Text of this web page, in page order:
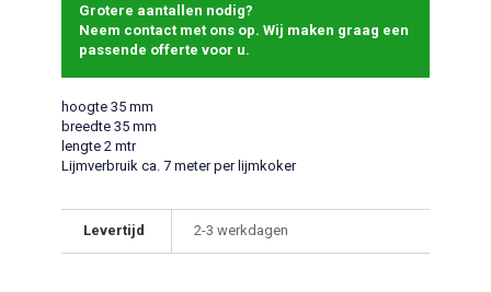
Grotere aantallen nodig?
Neem contact met ons op. Wij maken graag een
passende offerte voor u.
hoogte 35 mm
breedte 35 mm
lengte 2 mtr
Lijmverbruik ca. 7 meter per lijmkoker
Levertijd 2-3 werkdagen